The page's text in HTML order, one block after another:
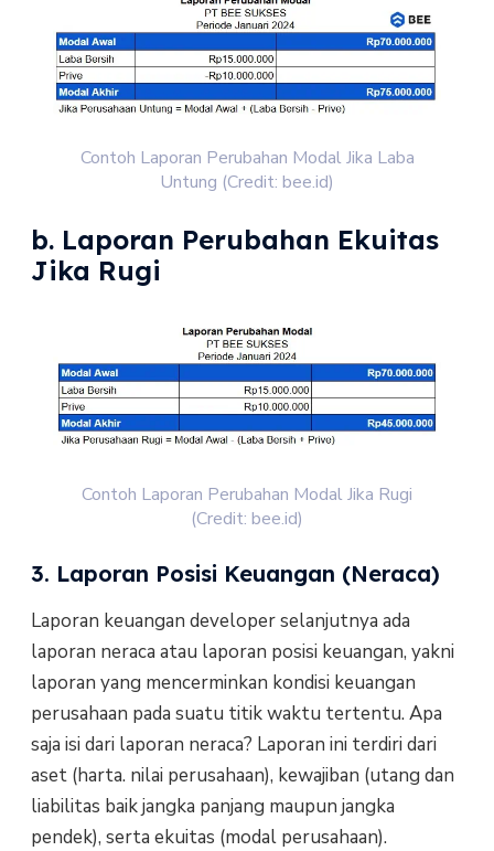
Contoh Laporan Perubahan Modal Jika Laba
Untung (Credit: bee.id)
b. Laporan Perubahan Ekuitas
Jika Rugi
Contoh Laporan Perubahan Modal Jika Rugi
(Credit: bee.id)
3. Laporan Posisi Keuangan (Neraca)
Laporan keuangan developer selanjutnya ada
laporan neraca atau laporan posisi keuangan, yakni
laporan yang mencerminkan kondisi keuangan
perusahaan pada suatu titik waktu tertentu. Apa
saja isi dari laporan neraca? Laporan ini terdiri dari
aset (harta. nilai perusahaan), kewajiban (utang dan
liabilitas baik jangka panjang maupun jangka
pendek), serta ekuitas (modal perusahaan).